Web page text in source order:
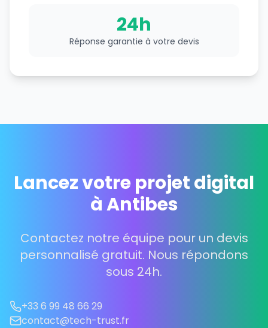
24h
Réponse garantie à votre devis
Lancez votre projet digital
à Antibes
Contactez notre équipe pour un devis
personnalisé gratuit. Nous répondons
sous 24h.
+33 6 99 48 66 29
contact@tech-trust.fr